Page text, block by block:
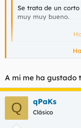
Se trata de un
muy muy bueno.
A mi me ha gustado
Q qPaKs
Clásico